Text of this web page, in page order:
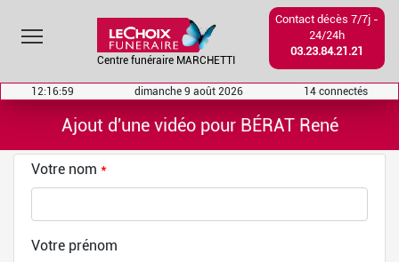
Centre funéraire MARCHETTI
Toggle main menu visibility
Contact décès 7/7j -
24/24h
03.23.84.21.21
12:17:00 dimanche 9 août 2026 14 connectés
Ajout d'une vidéo pour BÉRAT René
Votre nom *
Votre prénom